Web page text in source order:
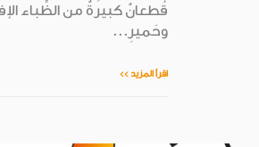
قُطعانٌ كبيرةٌ من الظِّباء
وحَميرِ...
اقرأ المزيد >>